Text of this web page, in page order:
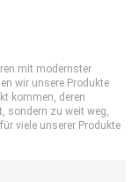
mit modernster
wir unsere Produkte
kommen, deren
sondern zu weit weg,
viele unserer Produkte